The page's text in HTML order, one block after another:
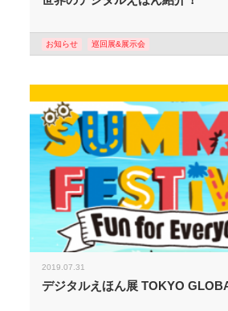
お知らせ 巡回展&展示会
2019.07.31
デジタルえほん展 TOKYO